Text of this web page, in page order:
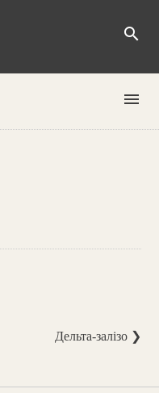
search
menu
Дельта-залізо ❯